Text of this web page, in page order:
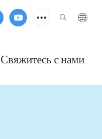
Свяжитесь с нами